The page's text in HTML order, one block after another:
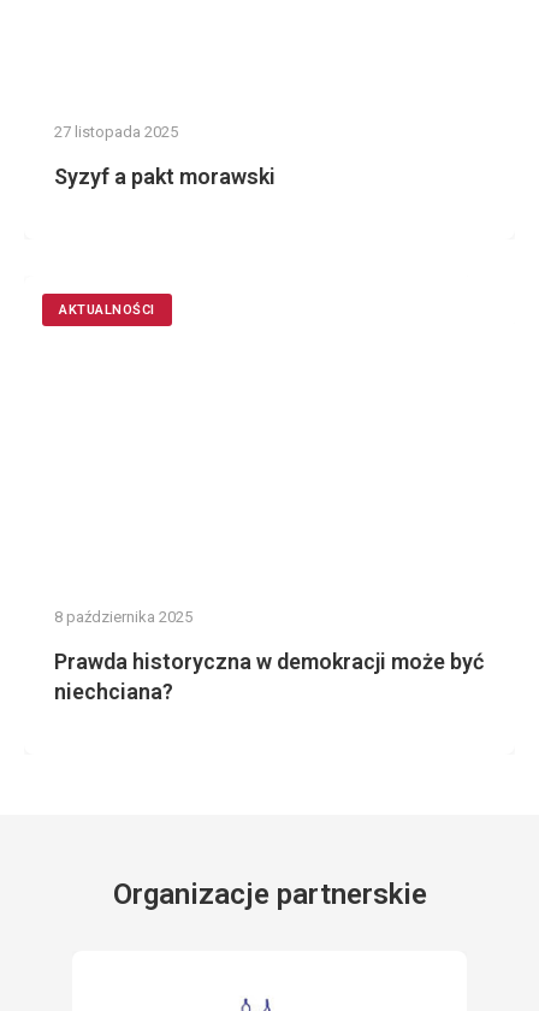
27 listopada 2025
Syzyf a pakt morawski
AKTUALNOŚCI
8 października 2025
Prawda historyczna w demokracji może być
niechciana?
Organizacje partnerskie